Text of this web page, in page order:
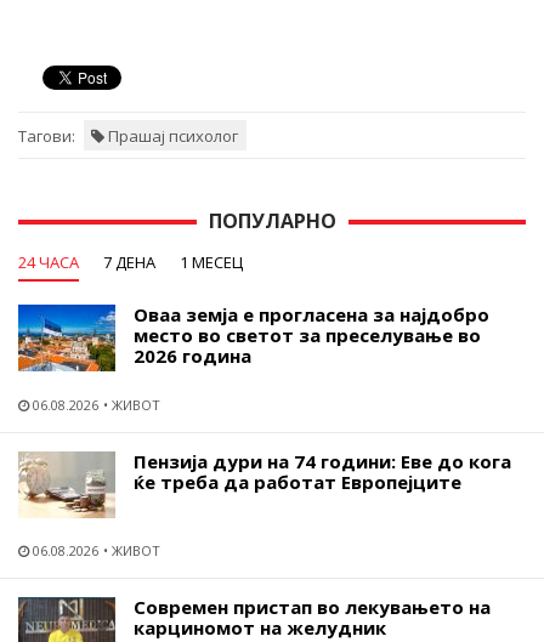
Тагови: Прашај психолог
ПОПУЛАРНО
24 ЧАСА 7 ДЕНА 1 МЕСЕЦ
Оваа земја е прогласена за најдобро
место во светот за преселување во
2026 година
06.08.2026 ЖИВОТ
Пензија дури на 74 години: Еве до кога
ќе треба да работат Европејците
06.08.2026 ЖИВОТ
Современ пристап во лекувањето на
карциномот на желудник